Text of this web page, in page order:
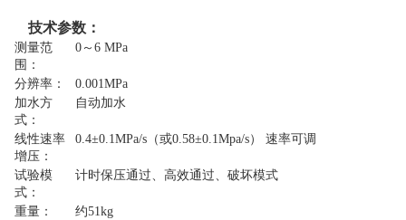
技术参数：
测量范
围：
0～6 MPa
分辨率：
0.001MPa
加水方
式：
自动加水
线性速率
增压：
0.4±0.1MPa/s（或0.58±0.1Mpa/s） 速率可调
试验模
式：
计时保压通过、高效通过、破坏模式
重量：
约51kg